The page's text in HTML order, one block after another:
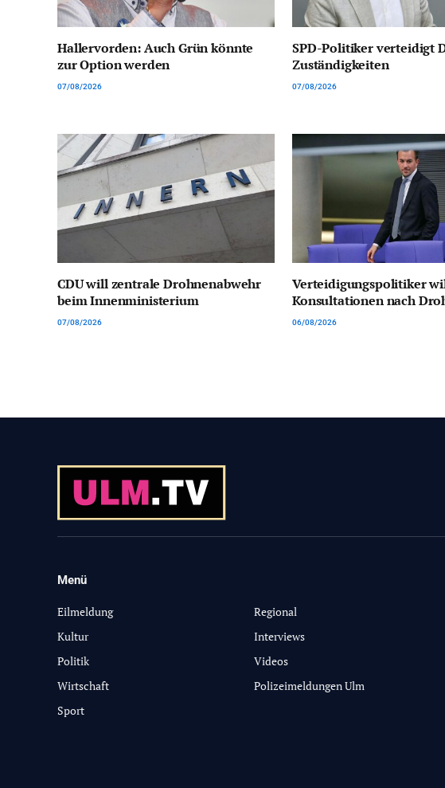
Hallervorden: Auch Grün könnte
zur Option werden
07/08/2026
SPD-Politiker verteidigt
Zuständigkeiten
07/08/2026
CDU will zentrale Drohnenabwehr
beim Innenministerium
07/08/2026
Verteidigungspolitiker
Konsultationen nach
06/08/2026
Menü
Eilmeldung
Kultur
Politik
Wirtschaft
Sport
Regional
Interviews
Videos
Polizeimeldungen Ulm